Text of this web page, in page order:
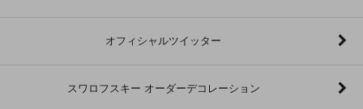
オフィシャルツイッター
スワロフスキー オーダーデコレーション